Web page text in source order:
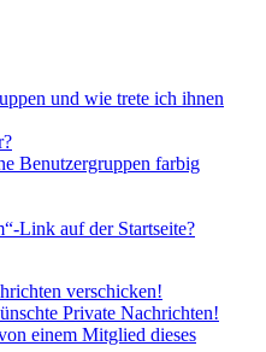
und wie trete ich ihnen
Benutzergruppen farbig
Link auf der Startseite?
verschicken!
Private Nachrichten!
einem Mitglied dieses